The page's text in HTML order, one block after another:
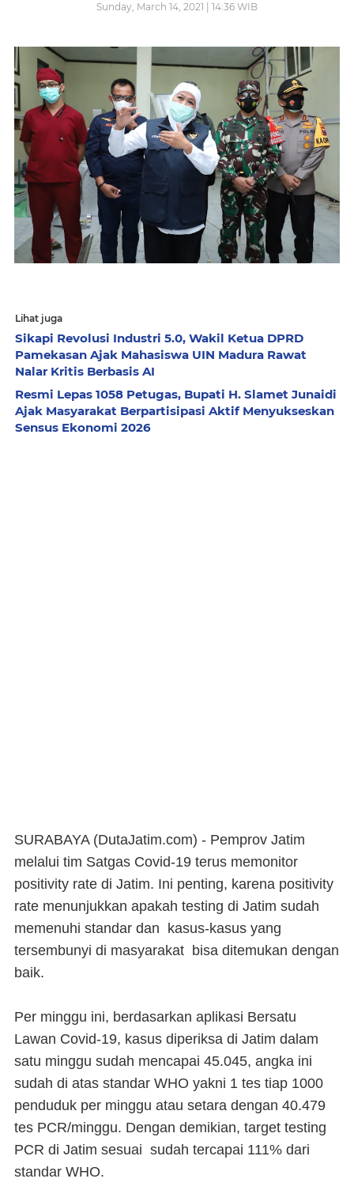
Sunday, March 14, 2021 | 14:36 WIB
Lihat juga
Sikapi Revolusi Industri 5.0, Wakil Ketua DPRD
Pamekasan Ajak Mahasiswa UIN Madura Rawat
Nalar Kritis Berbasis AI
Resmi Lepas 1058 Petugas, Bupati H. Slamet Junaidi
Ajak Masyarakat Berpartisipasi Aktif Menyukseskan
Sensus Ekonomi 2026
SURABAYA (DutaJatim.com) - Pemprov Jatim
melalui tim Satgas Covid-19 terus memonitor
positivity rate di Jatim. Ini penting, karena positivity
rate menunjukkan apakah testing di Jatim sudah
memenuhi standar dan kasus-kasus yang
tersembunyi di masyarakat bisa ditemukan dengan
baik.
Per minggu ini, berdasarkan aplikasi Bersatu
Lawan Covid-19, kasus diperiksa di Jatim dalam
satu minggu sudah mencapai 45.045, angka ini
sudah di atas standar WHO yakni 1 tes tiap 1000
penduduk per minggu atau setara dengan 40.479
tes PCR/minggu. Dengan demikian, target testing
PCR di Jatim sesuai sudah tercapai 111% dari
standar WHO.